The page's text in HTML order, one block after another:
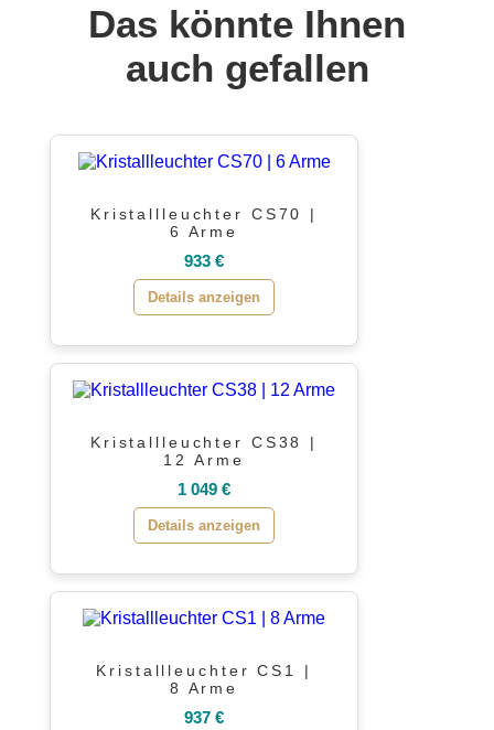
Das könnte Ihnen
auch gefallen
Kristallleuchter CS70 |
6 Arme
933 €
Details anzeigen
Kristallleuchter CS38 |
12 Arme
1 049 €
Details anzeigen
Kristallleuchter CS1 |
8 Arme
937 €